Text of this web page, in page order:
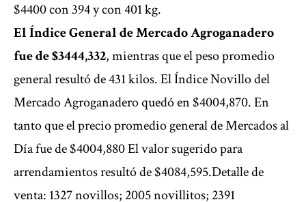
$4400 con 394 y con 401 kg.
El Índice General de Mercado Agroganadero
fue de $3444,332, mientras que el peso promedio
general resultó de 431 kilos. El Índice Novillo del
Mercado Agroganadero quedó en $4004,870. En
tanto que el precio promedio general de Mercados al
Día fue de $4004,880 El valor sugerido para
arrendamientos resultó de $4084,595.Detalle de
venta: 1327 novillos; 2005 novillitos; 2391